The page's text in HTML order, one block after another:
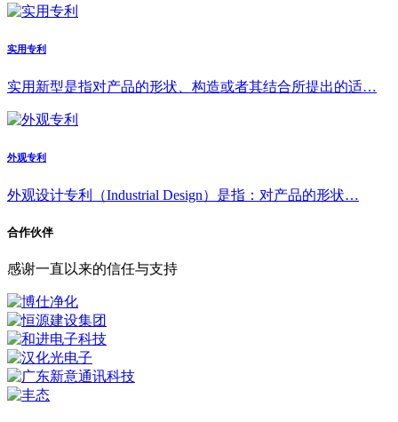
实用专利
实用新型是指对产品的形状、构造或者其结合所提出的适…
外观专利
外观设计专利（Industrial Design）是指：对产品的形状…
合作伙伴
感谢一直以来的信任与支持